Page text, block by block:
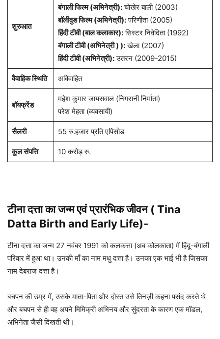
शुरुआत
बंगाली फिल्म (अभिनेत्री):चोखेर बाली (2003)
बॉलीवुड फिल्म (अभिनेत्री):परिणीता (2005)
हिंदी टीवी (बाल कलाकार):सिस्टर निवेदिता (1992)
बंगाली टीवी (अभिनेत्री ) ):खेला (2007)
हिंदी टीवी (अभिनेत्री):उतरन (2009-2015)
वैवाहिक स्थिति अविवाहित
बॉयफ्रेंड
महेश कुमार जायसवाल (निगरानी निर्माता)
परेश मेहता (व्यवसायी)
सैलरी 55 रु.हजार प्रति एपिसोड
कुल संपत्ति 10 करोड़ रु.
टीना दत्ता का जन्म एवं प्रारंभिक जीवन ( Tina
Datta Birth and Early Life)-
टीना दत्ता का जन्म 27 नवंबर 1991 को कलकत्ता (अब कोलकाता) में हिंदू-बंगाली
परिवार में हुआ था। उनकी माँ का नाम मधु दत्ता है। उनका एक भाई भी है जिसका
नाम देबराज दत्ता है।
बचपन की उम्र में, उसके माता-पिता और दोस्त उसे तिनज़ी कहना पसंद करते थे
और बचपन से ही वह अपने मिमिक्री अभिनय और सुंदरता के कारण एक मॉडल,
अभिनेता जैसी दिखती थी।